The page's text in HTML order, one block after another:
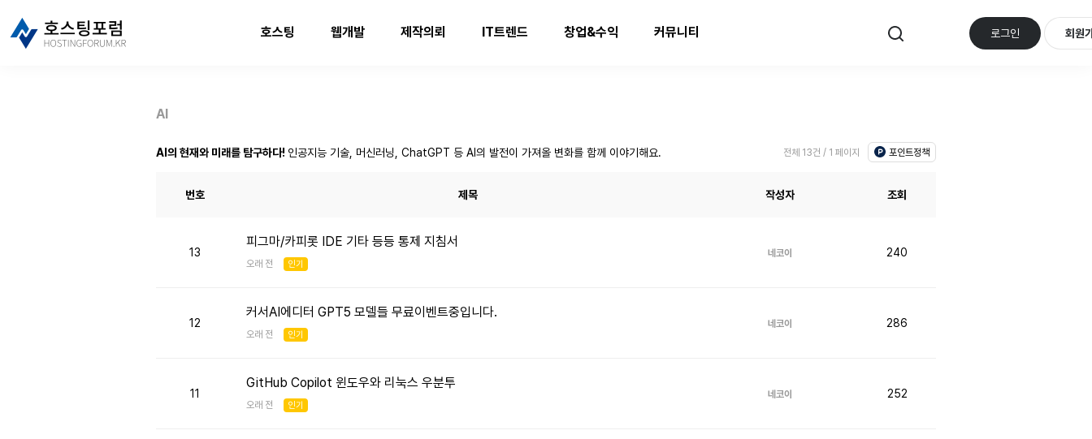
호스팅 웹개발 제작의뢰 IT트렌드 창업&수익 커뮤니티 로그인 회원
AI
AI의 현재와 미래를 탐구하다! 인공지능 기술, 머신러닝, ChatGPT 등 AI의 발전이 가져올 변화를 함께 이야기해요. 포인트정책
전체 13건 / 1 페이지
번호 제목 작성자 조회
13
피그마/카피롯 IDE 기타 등등 통제 지침서
오래 전 인기
네코이 240
12
커서AI에디터 GPT5 모델들 무료이벤트중입니다.
오래 전 인기
네코이 286
11
GitHub Copilot 윈도우와 리눅스 우분투
오래 전 인기
네코이 252